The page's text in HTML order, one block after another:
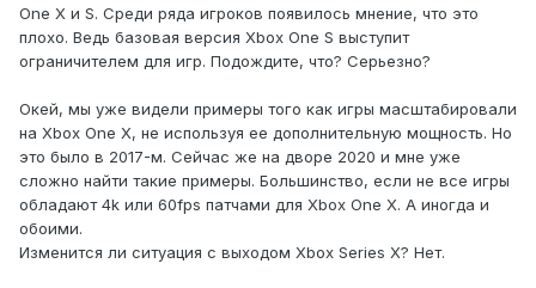
One X и S. Среди ряда игроков появилось мнение, что это
плохо. Ведь базовая версия Xbox One S выступит
ограничителем для игр. Подождите, что? Серьезно?
Окей, мы уже видели примеры того как игры масштабировали
на Xbox One X, не используя ее дополнительную мощность. Но
это было в 2017-м. Сейчас же на дворе 2020 и мне уже
сложно найти такие примеры. Большинство, если не все игры
обладают 4k или 60fps патчами для Xbox One X. А иногда и
обоими.
Изменится ли ситуация с выходом Xbox Series X? Нет.